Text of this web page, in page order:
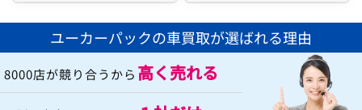
ユーカーパックの車買取が選ばれる理由
8000店が競り合うから 高く売れる